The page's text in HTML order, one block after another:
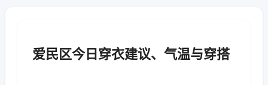
爱民区今日穿衣建议、气温与穿搭